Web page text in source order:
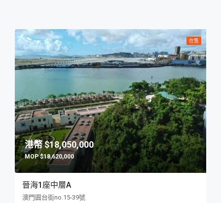
在售
$18,050,000
$18,620,000
晉海1座中層A
澳門圓台街no.15-39號